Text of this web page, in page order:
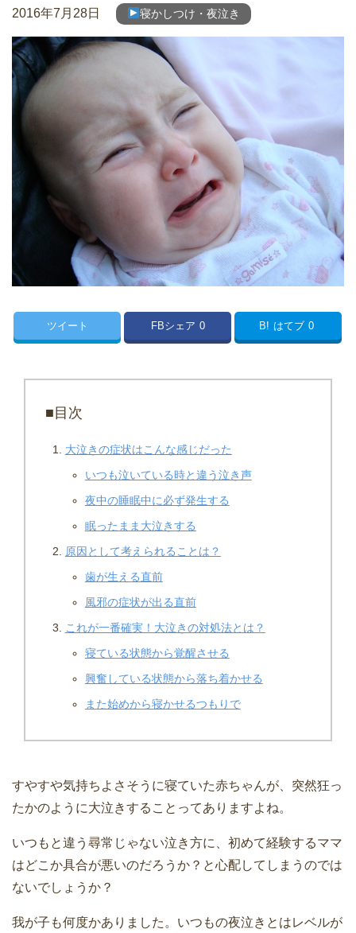
2016年7月28日 寝かしつけ・夜泣き
ツイート FBシェア 0 B! はてブ 0
■目次
大泣きの症状はこんな感じだった
いつも泣いている時と違う泣き声
夜中の睡眠中に必ず発生する
眠ったまま大泣きする
原因として考えられることは？
歯が生える直前
風邪の症状が出る直前
これが一番確実！大泣きの対処法とは？
寝ている状態から覚醒させる
興奮している状態から落ち着かせる
また始めから寝かせるつもりで
すやすや気持ちよさそうに寝ていた赤ちゃんが、突然狂っ
たかのように大泣きすることってありますよね。
いつもと違う尋常じゃない泣き方に、初めて経験するママ
はどこか具合が悪いのだろうか？と心配してしまうのでは
ないでしょうか？
我が子も何度かありました。いつもの夜泣きとはレベルが